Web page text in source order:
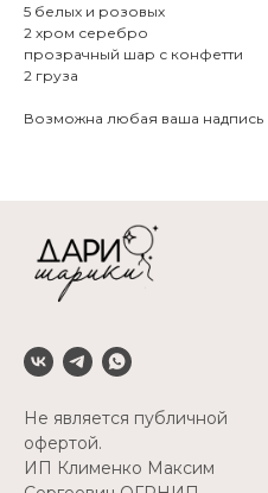
5 белых и розовых
2 хром серебро
прозрачный шар с конфетти
2 груза
Возможна любая ваша надпись
Не является публичной
офертой.
ИП Клименко Максим